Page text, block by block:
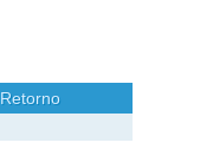
Retorno